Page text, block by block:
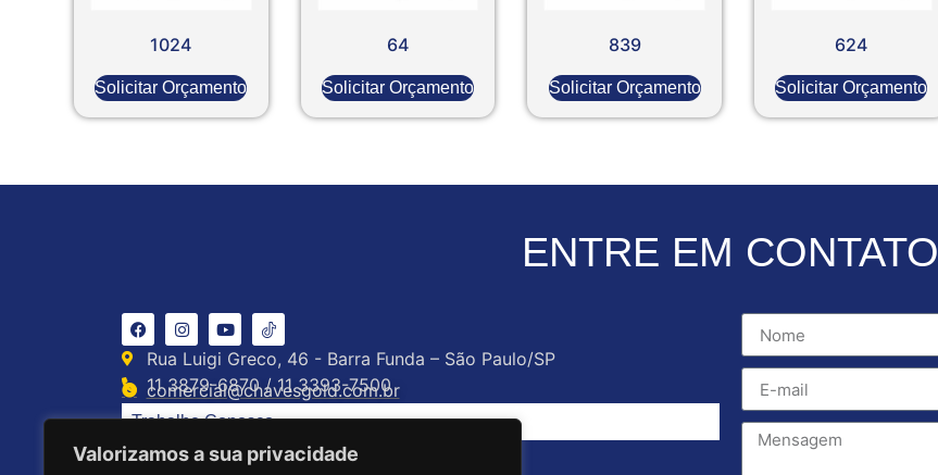
Valorizamos a sua privacidade
1024
Solicitar Orçamento
64
Solicitar Orçamento
839
Solicitar Orçamento
624
Solicitar Orçamento
ENTRE EM CONTATO
Rua Luigi Greco, 46 - Barra Funda – São Paulo/SP
11 3879-6870 / 11 3393-7500
comercial@chavesgold.com.br
Trabalhe Conosco